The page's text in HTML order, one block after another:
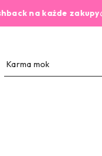
każde zakupy💰